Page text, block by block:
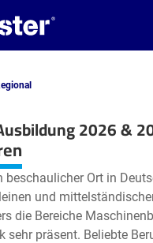
2026 &
Leaflet| ©
beschaulicher Ort in
und
die Bereiche
sehr präsent. Beliebte